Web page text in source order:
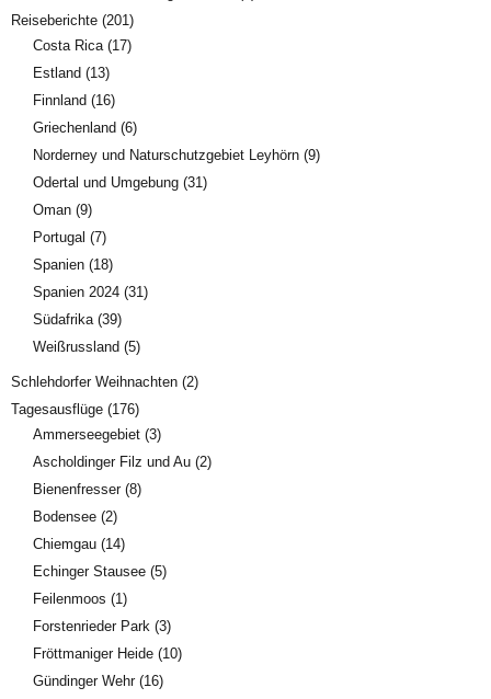
Reiseberichte (201)
Costa Rica(17)
Estland (13)
Finnland (16)
Griechenland (6)
Norderney und Naturschutzgebiet Leyhörn (9)
Odertal und Umgebung (31)
Oman (9)
Portugal (7)
Spanien (18)
Spanien 2024 (31)
Südafrika(39)
Weißrussland (5)
Schlehdorfer Weihnachten (2)
Tagesausflüge (176)
Ammerseegebiet (3)
Ascholdinger Filz und Au (2)
Bienenfresser(8)
Bodensee (2)
Chiemgau (14)
Echinger Stausee (5)
Feilenmoos (1)
Forstenrieder Park (3)
Fröttmaniger Heide (10)
Gündinger Wehr(16)